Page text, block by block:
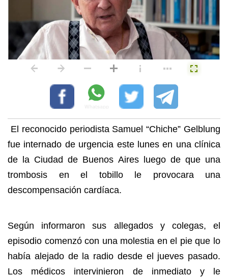
El reconocido periodista Samuel “Chiche” Gelblung
fue internado de urgencia este lunes en una clínica
de la Ciudad de Buenos Aires luego de que una
trombosis en el tobillo le provocara una
descompensación cardíaca.
Según informaron sus allegados y colegas, el
episodio comenzó con una molestia en el pie que lo
había alejado de la radio desde el jueves pasado.
Los médicos intervinieron de inmediato y le